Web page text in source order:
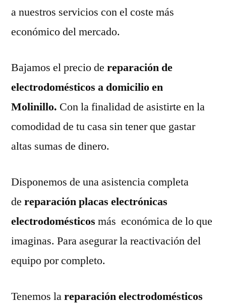
a nuestros servicios con el coste más
económico del mercado.
Bajamos el precio de reparación de
electrodomésticos a domicilio en
Molinillo. Con la finalidad de asistirte en la
comodidad de tu casa sin tener que gastar
altas sumas de dinero.
Disponemos de una asistencia completa
de reparación placas electrónicas
electrodomésticos más económica de lo que
imaginas. Para asegurar la reactivación del
equipo por completo.
Tenemos lareparación electrodomésticos